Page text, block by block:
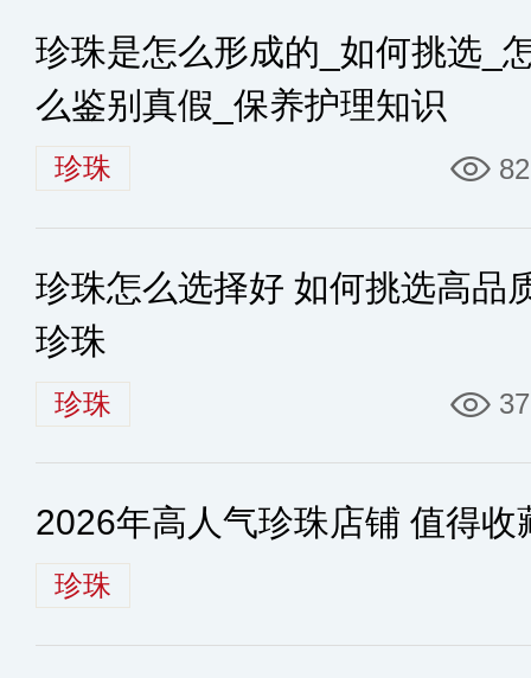
珍珠是怎么形成的_如何挑选_
么鉴别真假_保养护理知识
珍珠
珍珠怎么选择好 如何挑选高品
珍珠
珍珠
2026年高人气珍珠店铺 值得收
珍珠